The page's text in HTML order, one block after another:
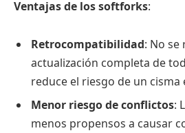
Ventajas de los softforks:
Retrocompatibilidad: No se
actualización completa de
reduce el riesgo de un cisma
Menor riesgo de conflictos:
menos propensos a causar